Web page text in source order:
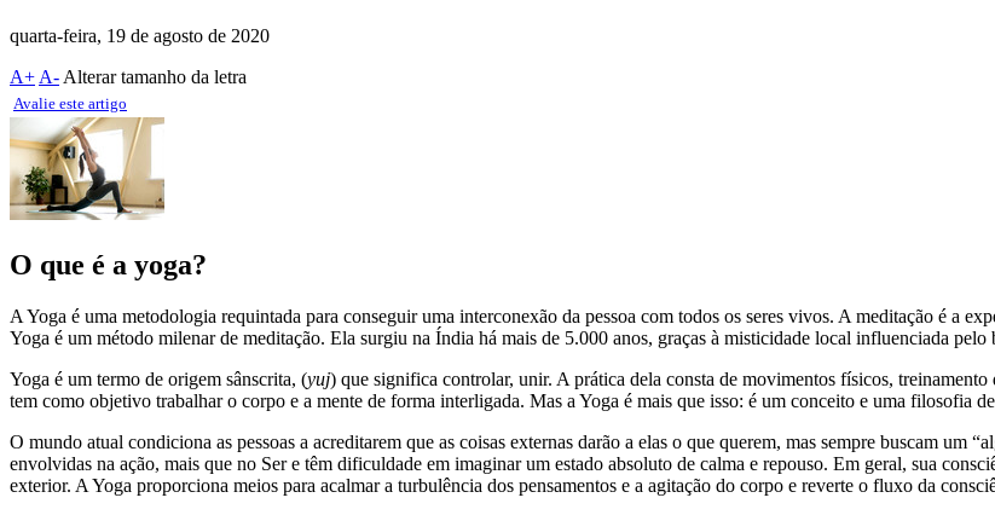
quarta-feira, 19 de agosto de 2020
A+ A- Alterar tamanho da letra
Avalie este artigo
O que é a yoga?
A Yoga é uma metodologia requintada para conseguir uma interconexão da pessoa com todos os seres vivos. A meditação é a
Yoga é um método milenar de meditação. Ela surgiu na Índia há mais de 5.000 anos, graças à misticidade local influenciada
Yoga é um termo de origem sânscrita, (yuj) que significa controlar, unir. A prática dela consta de movimentos físicos, treinamento
tem como objetivo trabalhar o corpo e a mente de forma interligada. Mas a Yoga é mais que isso: é um conceito e uma filosofia
O mundo atual condiciona as pessoas a acreditarem que as coisas externas darão a elas o que querem, mas sempre buscam um
envolvidas na ação, mais que no Ser e têm dificuldade em imaginar um estado absoluto de calma e repouso. Em geral, sua
exterior. A Yoga proporciona meios para acalmar a turbulência dos pensamentos e a agitação do corpo e reverte o fluxo da